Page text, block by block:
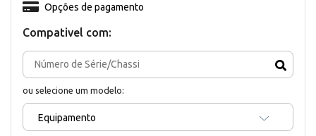
Compativel com:
ou selecione um modelo:
Equipamento
Opções de pagamento